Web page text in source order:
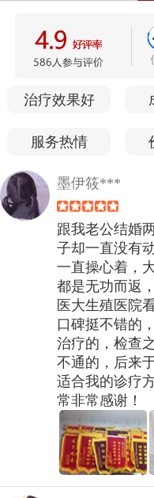
治疗效果好
服务热情
墨伊筱***
跟我老公结婚
子却一直没有
一直操心着，
都是无功而返
医大生殖医院
口碑挺不错的
治疗的，检查
不通的，后来
适合我的诊疗
常非常感谢！